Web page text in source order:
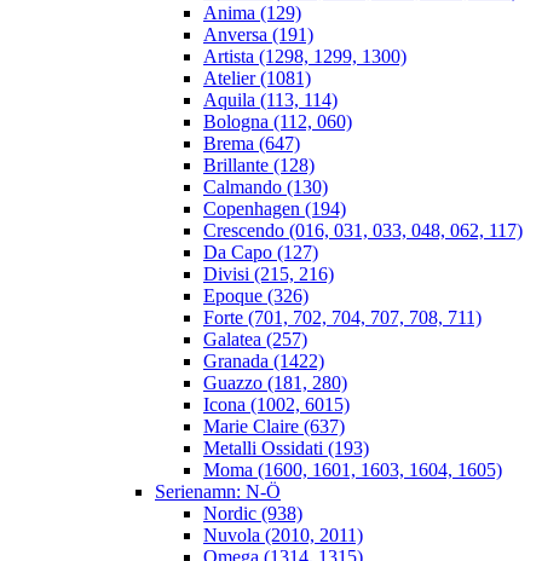
Anima (129)
Anversa (191)
Artista (1298, 1299, 1300)
Atelier (1081)
Aquila (113, 114)
Bologna (112, 060)
Brema (647)
Brillante (128)
Calmando (130)
Copenhagen (194)
Crescendo (016, 031, 033, 048, 062, 117)
Da Capo (127)
Divisi (215, 216)
Epoque (326)
Forte (701, 702, 704, 707, 708, 711)
Galatea (257)
Granada (1422)
Guazzo (181, 280)
Icona (1002, 6015)
Marie Claire (637)
Metalli Ossidati (193)
Moma (1600, 1601, 1603, 1604, 1605)
Serienamn: N-Ö
Nordic (938)
Nuvola (2010, 2011)
Omega (1314, 1315)